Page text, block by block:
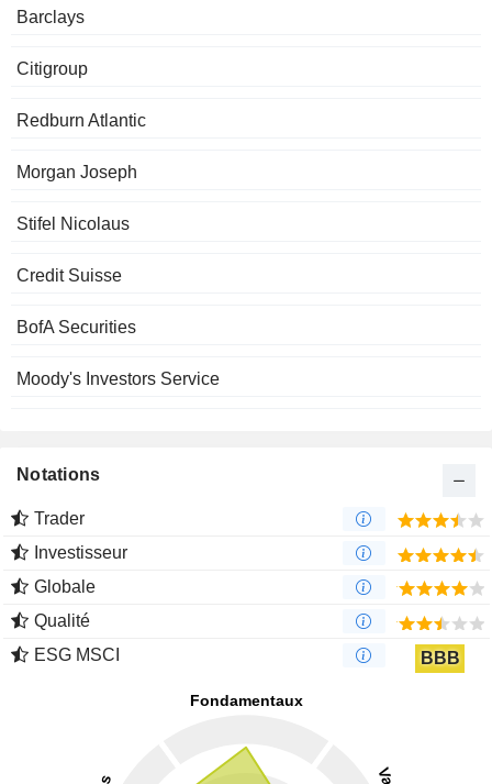
Barclays
Citigroup
Redburn Atlantic
Morgan Joseph
Stifel Nicolaus
Credit Suisse
BofA Securities
Moody's Investors Service
Notations
Trader
Investisseur
Globale
Qualité
ESG MSCI
BBB